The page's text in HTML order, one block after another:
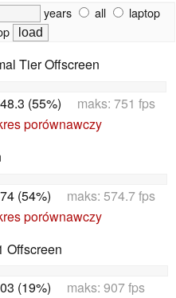
years all
laptop
Tier Offscreen
(55%) maks: 751 fps
porównawczy
(54%) maks: 574.7 fps
porównawczy
Offscreen
(19%) maks: 907 fps